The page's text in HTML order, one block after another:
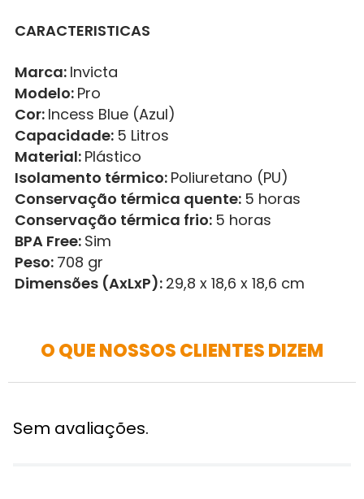
CARACTERISTICAS
Marca: Invicta
Modelo: Pro
Cor: Incess Blue (Azul)
Capacidade: 5 Litros
Material: Plástico
Isolamento térmico: Poliuretano (PU)
Conservação térmica quente: 5 horas
Conservação térmica frio: 5 horas
BPA Free: Sim
Peso: 708 gr
Dimensões (AxLxP): 29,8 x 18,6 x 18,6 cm
O QUE NOSSOS CLIENTES DIZEM
Sem avaliações.